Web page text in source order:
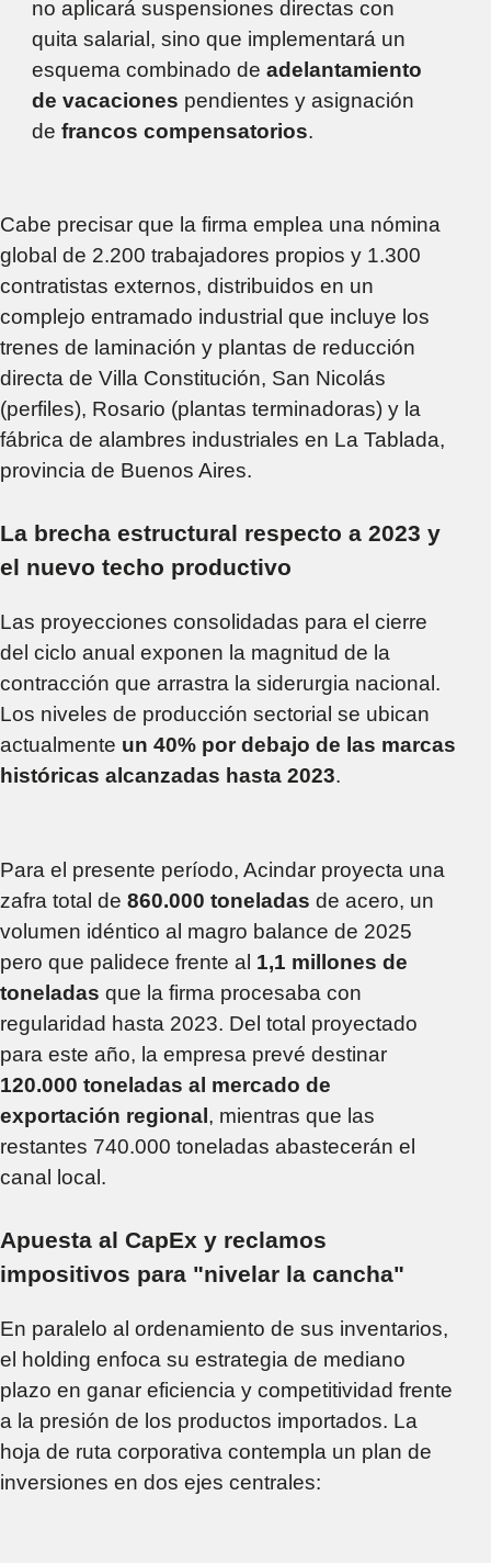
no aplicará suspensiones directas con
quita salarial, sino que implementará un
esquema combinado de adelantamiento
de vacaciones pendientes y asignación
de francos compensatorios.
Cabe precisar que la firma emplea una nómina
global de 2.200 trabajadores propios y 1.300
contratistas externos, distribuidos en un
complejo entramado industrial que incluye los
trenes de laminación y plantas de reducción
directa de Villa Constitución, San Nicolás
(perfiles), Rosario (plantas terminadoras) y la
fábrica de alambres industriales en La Tablada,
provincia de Buenos Aires.
La brecha estructural respecto a 2023 y
el nuevo techo productivo
Las proyecciones consolidadas para el cierre
del ciclo anual exponen la magnitud de la
contracción que arrastra la siderurgia nacional.
Los niveles de producción sectorial se ubican
actualmente un 40% por debajo de las marcas
históricas alcanzadas hasta 2023.
Para el presente período, Acindar proyecta una
zafra total de 860.000 toneladas de acero, un
volumen idéntico al magro balance de 2025
pero que palidece frente al 1,1 millones de
toneladas que la firma procesaba con
regularidad hasta 2023. Del total proyectado
para este año, la empresa prevé destinar
120.000 toneladas al mercado de
exportación regional, mientras que las
restantes 740.000 toneladas abastecerán el
canal local.
Apuesta al CapEx y reclamos
impositivos para "nivelar la cancha"
En paralelo al ordenamiento de sus inventarios,
el holding enfoca su estrategia de mediano
plazo en ganar eficiencia y competitividad frente
a la presión de los productos importados. La
hoja de ruta corporativa contempla un plan de
inversiones en dos ejes centrales: